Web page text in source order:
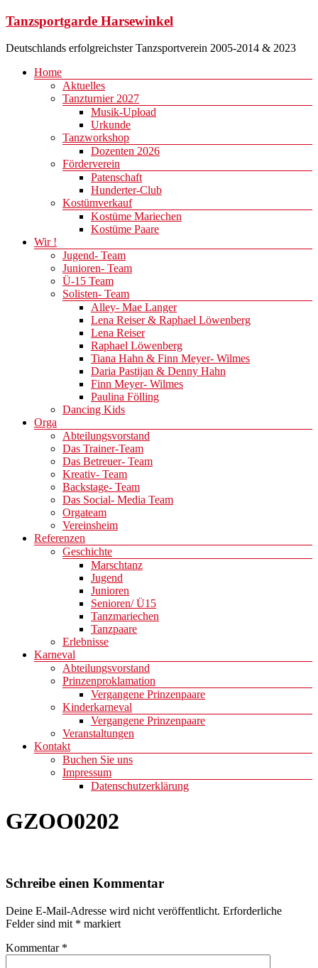
Zum
springen
Tanzsportgarde Harsewinkel
Deutschlands erfolgreichster Tanzsportverein 2005-2014 & 2023
Menü
Home
Aktuelles
Tanzturnier 2027
Musik-Upload
Urkunde
Tanzworkshop
Dozenten 2026
Förderverein
Patenschaft
Hunderter-Club
Kostümverkauf
Kostüme Mariechen
Kostüme Paare
Wir !
Jugend- Team
Junioren- Team
Ü-15 Team
Solisten- Team
Alley- Mae Langer
Lena Reiser & Raphael Löwenberg
Lena Reiser
Raphael Löwenberg
Tiana Hahn & Finn Meyer- Wilmes
Daria Pastijan & Denny Hahn
Finn Meyer- Wilmes
Paulina Fölling
Dancing Kids
Orga
Abteilungsvorstand
Das Trainer-Team
Das Betreuer- Team
Kreativ- Team
Backstage- Team
Das Social- Media Team
Orgateam
Vereinsheim
Referenzen
Geschichte
Marschtanz
Jugend
Junioren
Senioren/ Ü15
Tanzmariechen
Tanzpaare
Erlebnisse
Karneval
Abteilungsvorstand
Prinzenproklamation
Vergangene Prinzenpaare
Kinderkarneval
Vergangene Prinzenpaare
Veranstaltungen
Kontakt
Buchen Sie uns
Impressum
Datenschutzerklärung
GZOO0202
Schreibe einen Kommentar
Deine E-Mail-Adresse wird nicht veröffentlicht. Erforderliche
Felder sind mit * markiert
Kommentar *